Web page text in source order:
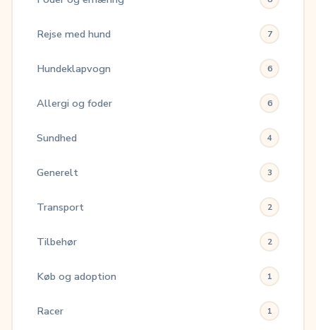
Rejse med hund 7
Hundeklapvogn 6
Allergi og foder 6
Sundhed 4
Generelt 3
Transport 2
Tilbehør 2
Køb og adoption 1
Racer 1